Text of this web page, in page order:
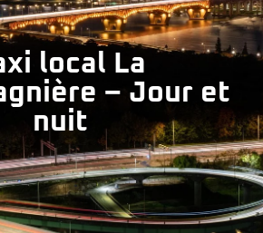
local La
– Jour et
nuit